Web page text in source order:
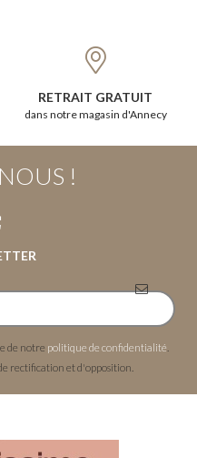
RETRAIT GRATUIT
dans notre magasin d'Annecy
!
de notre politique de confidentialité
rectification et d'opposition.